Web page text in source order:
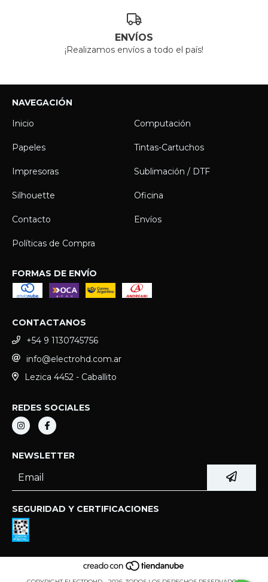
ENVÍOS
¡Realizamos envíos a todo el país!
NAVEGACIÓN
Inicio
Computación
Papeles Tintas-Cartuchos
Impresoras Sublimación / DTF
Silhouette Oficina
Contacto Envíos
Políticas de Compra
FORMAS DE ENVÍO
CONTACTANOS
+54 9 1130745756
info@electrohd.com.ar
Lezica 4452 - Caballito
REDES SOCIALES
NEWSLETTER
SEGURIDAD Y CERTIFICACIONES